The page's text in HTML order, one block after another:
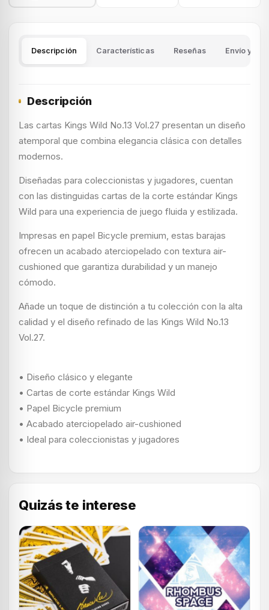
Descripción Características Reseñas Envío y
Descripción
Las cartas Kings Wild No.13 Vol.27 presentan un diseño
atemporal que combina elegancia clásica con detalles
modernos.
Diseñadas para coleccionistas y jugadores, cuentan
con las distinguidas cartas de la corte estándar Kings
Wild para una experiencia de juego fluida y estilizada.
Impresas en papel Bicycle premium, estas barajas
ofrecen un acabado aterciopelado con textura air-
cushioned que garantiza durabilidad y un manejo
cómodo.
Añade un toque de distinción a tu colección con la alta
calidad y el diseño refinado de las Kings Wild No.13
Vol.27.
• Diseño clásico y elegante
• Cartas de corte estándar Kings Wild
• Papel Bicycle premium
• Acabado aterciopelado air-cushioned
• Ideal para coleccionistas y jugadores
Quizás te interese